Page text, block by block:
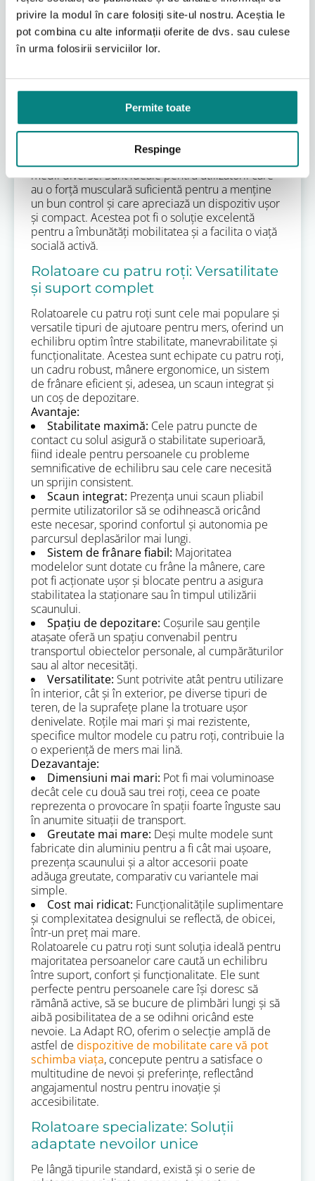
privire la modul în care folosiți site-ul nostru. Aceștia le
pot combina cu alte informații oferite de dvs. sau culese
în urma folosirii serviciilor lor.
Permite toate
Respinge
Riscul de răsturnare laterală este mai mare dacă
greutatea nu este distribuită uniform.
Nu au scaun: Majoritatea modelelor cu trei roți
nu includ un scaun, limitând posibilitatea de a vă
Spațiu de depozitare limitat:Coșurile sau
gențile atașate sunt adesea mai mici decât la
rolatoarele cu patru roți.
persoanelor care au nevoie de un nivel moderat
de sprijin pentru echilibru, dar care doresc să își
medii diverse. Sunt ideale pentru utilizatorii care
au o forță musculară suficientă pentru a menține
un bun control și care apreciază un dispozitiv ușor
și compact. Acestea pot fi o soluție excelentă
pentru a îmbunătăți mobilitatea și a facilita o viață
socială activă.
Rolatoare cu patru roți: Versatilitate
și suport complet
Rolatoarele cu patru roți sunt cele mai populare și
versatile tipuri de ajutoare pentru mers, oferind un
echilibru optim între stabilitate, manevrabilitate și
funcționalitate. Acestea sunt echipate cu patru roți,
un cadru robust, mânere ergonomice, un sistem
de frânare eficient și, adesea, un scaun integrat și
un coș de depozitare.
Avantaje:
Stabilitate maximă: Cele patru puncte de
contact cu solul asigură o stabilitate superioară,
fiind ideale pentru persoanele cu probleme
semnificative de echilibru sau cele care necesită
un sprijin consistent.
Scaun integrat: Prezența unui scaun pliabil
permite utilizatorilor să se odihnească oricând
este necesar, sporind confortul și autonomia pe
parcursul deplasărilor mai lungi.
Sistem de frânare fiabil: Majoritatea
modelelor sunt dotate cu frâne la mânere, care
pot fi acționate ușor și blocate pentru a asigura
stabilitatea la staționare sau în timpul utilizării
scaunului.
Spațiu de depozitare: Coșurile sau gențile
atașate oferă un spațiu convenabil pentru
transportul obiectelor personale, al cumpărăturilor
sau al altor necesități.
Versatilitate: Sunt potrivite atât pentru utilizare
în interior, cât și în exterior, pe diverse tipuri de
teren, de la suprafețe plane la trotuare ușor
denivelate. Roțile mai mari și mai rezistente,
specifice multor modele cu patru roți, contribuie la
o experiență de mers mai lină.
Dezavantaje:
Dimensiuni mai mari: Pot fi mai voluminoase
decât cele cu două sau trei roți, ceea ce poate
reprezenta o provocare în spații foarte înguste sau
în anumite situații de transport.
Greutate mai mare: Deși multe modele sunt
fabricate din aluminiu pentru a fi cât mai ușoare,
prezența scaunului și a altor accesorii poate
adăuga greutate, comparativ cu variantele mai
simple.
Cost mai ridicat: Funcționalitățile suplimentare
și complexitatea designului se reflectă, de obicei,
într-un preț mai mare.
Rolatoarele cu patru roți sunt soluția ideală pentru
majoritatea persoanelor care caută un echilibru
între suport, confort și funcționalitate. Ele sunt
perfecte pentru persoanele care își doresc să
rămână active, să se bucure de plimbări lungi și să
aibă posibilitatea de a se odihni oricând este
nevoie. La Adapt RO, oferim o selecție amplă de
astfel de dispozitive de mobilitate care vă pot
schimba viața, concepute pentru a satisface o
multitudine de nevoi și preferințe, reflectând
angajamentul nostru pentru inovație și
accesibilitate.
Rolatoare specializate: Soluții
adaptate nevoilor unice
Pe lângă tipurile standard, există și o serie de